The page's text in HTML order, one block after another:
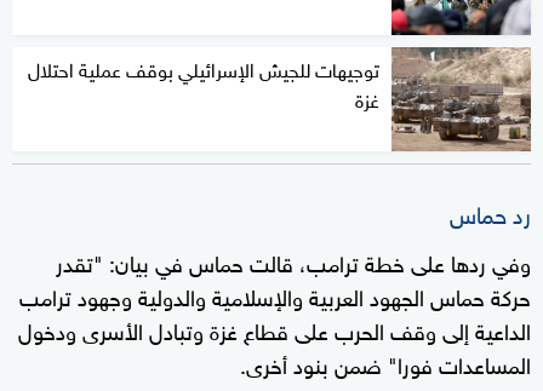
توجيهات للجيش الإسرائيلي بوقف عملية احتلال
غزة
رد حماس
وفي ردها على خطة ترامب، قالت حماس في بيان: "تقدر
حركة حماس الجهود العربية والإسلامية والدولية وجهود ترامب
الداعية إلى وقف الحرب على قطاع غزة وتبادل الأسرى ودخول
المساعدات فورا" ضمن بنود أخرى.